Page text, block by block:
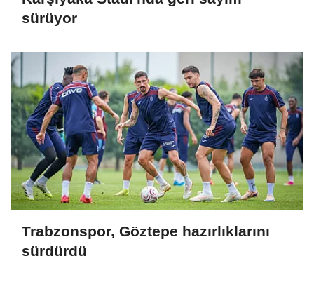
sürüyor
Trabzonspor, Göztepe hazırlıklarını
sürdürdü